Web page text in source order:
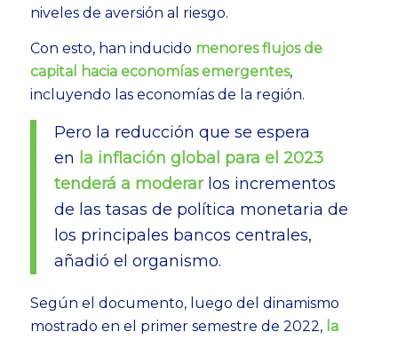
niveles de aversión al riesgo.
Con esto, han inducido menores flujos de
capital hacia economías emergentes,
incluyendo las economías de la región.
Pero la reducción que se espera
en la inflación global para el 2023
tenderá a moderarlos incrementos
de las tasas de política monetaria de
los principales bancos centrales,
añadió el organismo.
Según el documento, luego del dinamismo
mostrado en el primer semestre de 2022, la